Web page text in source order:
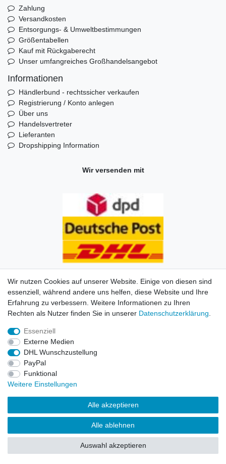
Zahlung
Versandkosten
Entsorgungs- & Umweltbestimmungen
Größentabellen
Kauf mit Rückgaberecht
Unser umfangreiches Großhandelsangebot
Informationen
Händlerbund - rechtssicher verkaufen
Registrierung / Konto anlegen
Über uns
Handelsvertreter
Lieferanten
Dropshipping Information
Wir versenden mit
Impressum Daten­schutz­erklärung AGB Kontakt
© Copyright 2026 | Alle Rechte vorbehalten. HL-
Handelsgesellschaft mbH.
Alle Markennamen, Warenzeichen sowie sämtliche
Produktbilder und Beschreibungen sind Eigentum Ihrer
rechtmäßigen Eigentümer und dienen hier nur der
Preise nur für registrierte Händler, ansonsten zeigt der
Wir nutzen Cookies auf unserer Website. Einige von diesen sind
essenziell, während andere uns helfen, diese Website und Ihre
Erfahrung zu verbessern. Weitere Informationen zu Ihren
Rechten als Nutzer finden Sie in unserer Daten­schutz­erklärung
Essenziell
Externe Medien
DHL Wunschzustellung
PayPal
Funktional
Weitere Einstellungen
Alle akzeptieren
Alle ablehnen
Auswahl akzeptieren